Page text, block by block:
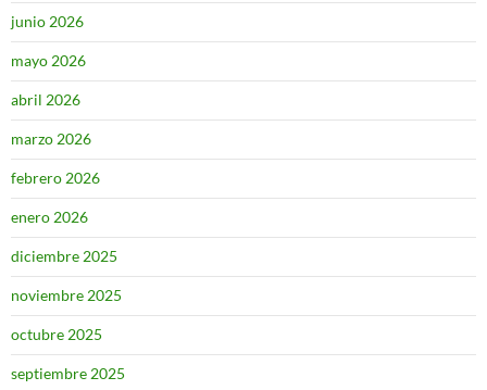
junio 2026
mayo 2026
abril 2026
marzo 2026
febrero 2026
enero 2026
diciembre 2025
noviembre 2025
octubre 2025
septiembre 2025